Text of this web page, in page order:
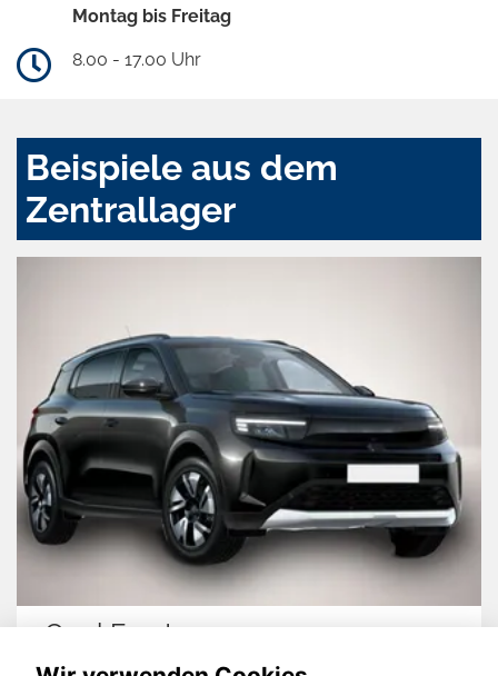
Montag bis Freitag
8.00 - 17.00 Uhr
Beispiele aus dem
Zentrallager
Opel Frontera